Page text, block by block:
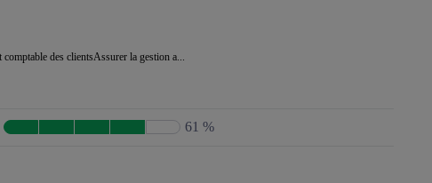
des clientsAssurer la gestion a...
61 %